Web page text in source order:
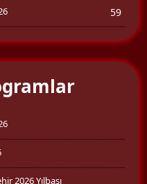
59
2026 Yılbaşı